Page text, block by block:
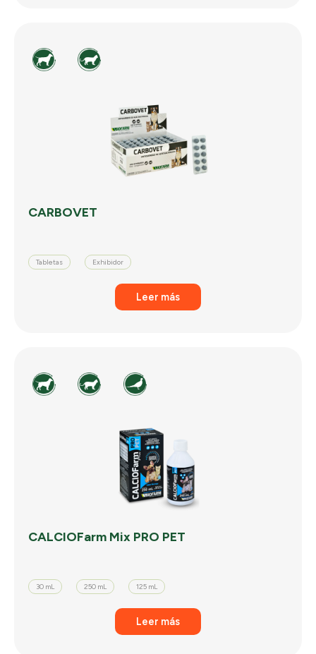
CARBOVET
Tabletas Exhibidor
Leer más
CALCIOFarm Mix PRO PET
30 mL 250 mL 125 mL
Leer más